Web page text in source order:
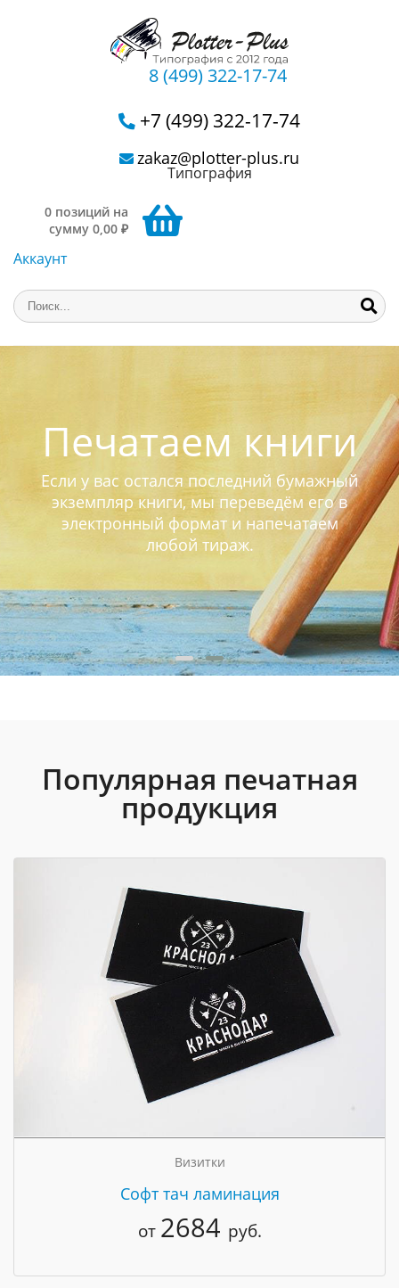
8 (499) 322-17-74
+7 (499) 322-17-74
zakaz@plotter-plus.ru
Типография
0 позиций на
сумму 0,00 ₽
Аккаунт
Печатаем книги
Если у вас остался последний бумажный
экземпляр книги, мы переведём его в
электронный формат и напечатаем
любой тираж.
Популярная печатная
продукция
Визитки
Cофт тач ламинация
от 2684 руб.